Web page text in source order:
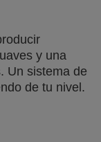
y una
Un sistema de
de tu nivel.